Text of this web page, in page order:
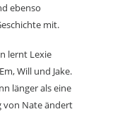
ebenso
mit.
lernt Lexie
Will und Jake.
länger als eine
von Nate ändert